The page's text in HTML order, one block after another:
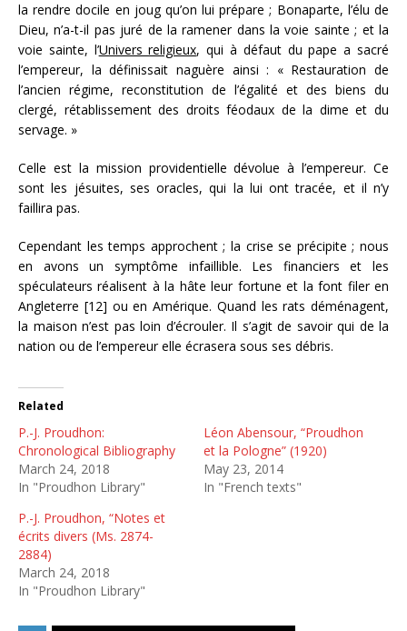
la rendre docile en joug qu’on lui prépare ; Bonaparte, l’élu de
Dieu, n’a-t-il pas juré de la ramener dans la voie sainte ; et la
voie sainte, l’Univers religieux, qui à défaut du pape a sacré
l’empereur, la définissait naguère ainsi : « Restauration de
l’ancien régime, reconstitution de l’égalité et des biens du
clergé, rétablissement des droits féodaux de la dime et du
servage. »
Celle est la mission providentielle dévolue à l’empereur. Ce
sont les jésuites, ses oracles, qui la lui ont tracée, et il n’y
faillira pas.
Cependant les temps approchent ; la crise se précipite ; nous
en avons un symptôme infaillible. Les financiers et les
spéculateurs réalisent à la hâte leur fortune et la font filer en
Angleterre [12] ou en Amérique. Quand les rats déménagent,
la maison n’est pas loin d’écrouler. Il s’agit de savoir qui de la
nation ou de l’empereur elle écrasera sous ses débris.
Related
P.-J. Proudhon:
Chronological Bibliography
March 24, 2018
In "Proudhon Library"
Léon Abensour, “Proudhon
et la Pologne” (1920)
May 23, 2014
In "French texts"
P.-J. Proudhon, “Notes et
écrits divers (Ms. 2874-
2884)
March 24, 2018
In "Proudhon Library"